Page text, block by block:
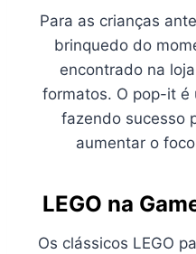
Para as crianças
brinquedo do
encontrado na
formatos. O pop-it é
fazendo sucesso
aumentar o
LEGO na
Os clássicos LEGO